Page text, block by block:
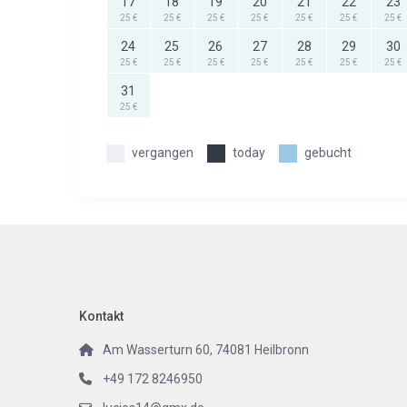
25 € 25 € 25 € 25 € 25 € 25 € 25 €
24
25 €
25
25 €
26
25 €
27
25 €
28
25 €
29
25 €
30
25 €
31
25 €
vergangen today gebucht
Kontakt
Am Wasserturn 60, 74081 Heilbronn
+49 172 8246950